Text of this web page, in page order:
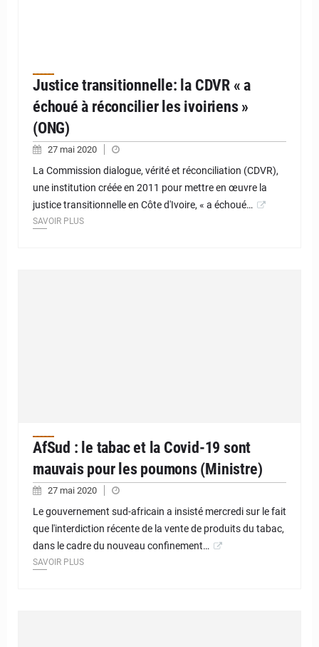
Justice transitionnelle: la CDVR « a
échoué à réconcilier les ivoiriens »
(ONG)
27 mai 2020
La Commission dialogue, vérité et réconciliation (CDVR),
une institution créée en 2011 pour mettre en œuvre la
justice transitionnelle en Côte d'Ivoire, « a échoué…
SAVOIR PLUS
AfSud : le tabac et la Covid-19 sont
mauvais pour les poumons (Ministre)
27 mai 2020
Le gouvernement sud-africain a insisté mercredi sur le fait
que l'interdiction récente de la vente de produits du tabac,
dans le cadre du nouveau confinement…
SAVOIR PLUS